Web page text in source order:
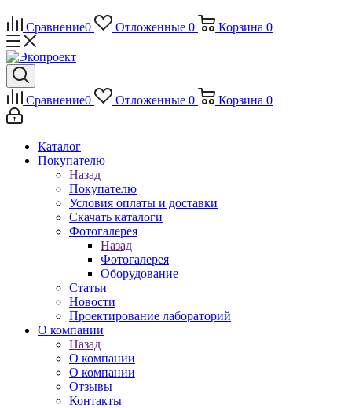
Сравнение0 Отложенные 0 Корзина 0
Сравнение0 Отложенные 0 Корзина 0
Каталог
Покупателю
Назад
Покупателю
Условия оплаты и доставки
Скачать каталоги
Фотогалерея
Назад
Фотогалерея
Оборудование
Статьи
Новости
Проектирование лабораторий
О компании
Назад
О компании
О компании
Отзывы
Контакты